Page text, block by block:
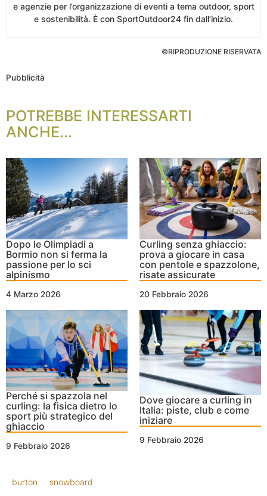
e agenzie per l’organizzazione di eventi a tema outdoor, sport
e sostenibilità. È con SportOutdoor24 fin dall’inizio.
©RIPRODUZIONE RISERVATA
Pubblicità
POTREBBE INTERESSARTI
ANCHE...
Dopo le Olimpiadi a
Bormio non si ferma la
passione per lo sci
alpinismo
4 Marzo 2026
Curling senza ghiaccio:
prova a giocare in casa
con pentole e spazzolone,
risate assicurate
20 Febbraio 2026
Perché si spazzola nel
curling: la fisica dietro lo
sport più strategico del
ghiaccio
9 Febbraio 2026
Dove giocare a curling in
Italia: piste, club e come
iniziare
9 Febbraio 2026
burton snowboard